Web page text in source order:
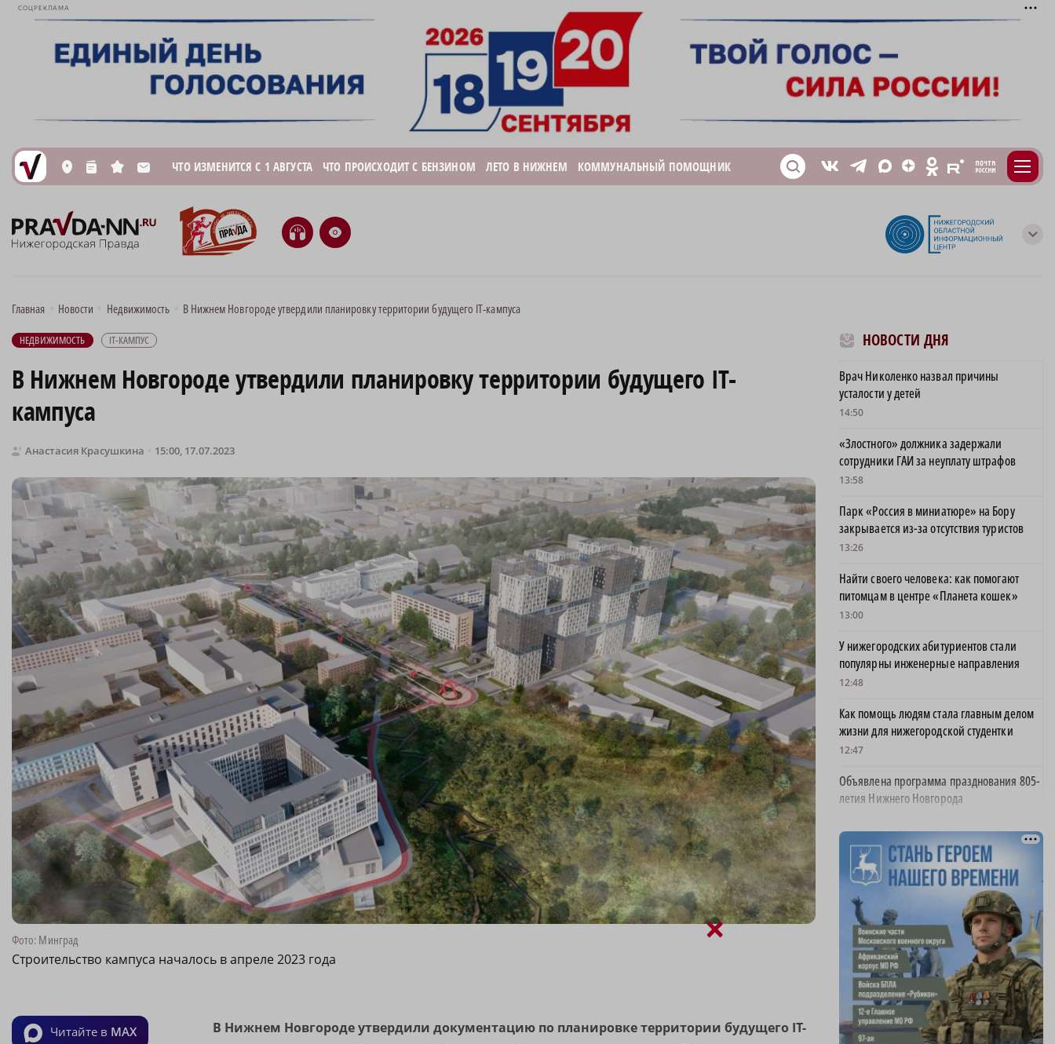
СОЦРЕКЛАМА
L n s M ЧТО ИЗМЕНИТСЯ С 1 АВГУСТА ЧТО ПРОИСХОДИТ С БЕНЗИНОМ ЛЕТО В НИЖНЕМ КОММУНАЛЬНЫЙ ПОМОЩНИК S V T X Z O E m
H e с
Главная Новости Недвижимость В Нижнем Новгороде утвердили планировку территории будущего IT-кампуса
НЕДВИЖИМОСТЬ IT-КАМПУС
В Нижнем Новгороде утвердили планировку территории будущего IT-
кампуса
Анастасия Красушкина 15:00, 17.07.2023
Фото: Минград
Строительство кампуса началось в апреле 2023 года
Читайте в MAX
В Нижнем Новгороде утвердили документацию по планировке территории будущего IT-
×
НОВОСТИ ДНЯ
Врач Николенко назвал причины
усталости у детей
14:50
«Злостного» должника задержали
сотрудники ГАИ за неуплату штрафов
13:58
Парк «Россия в миниатюре» на Бору
закрывается из-за отсутствия туристов
13:26
Найти своего человека: как помогают
питомцам в центре «Планета кошек»
13:00
У нижегородских абитуриентов стали
популярны инженерные направления
12:48
Как помощь людям стала главным делом
жизни для нижегородской студентки
12:47
Объявлена программа празднования 805-
летия Нижнего Новгорода
В Керженском заповеднике появился
новый кот Степан
11:18
На 30% вырос средний проходной балл в
нижегородских вузах
11:00
Пожарные тушат огонь на проспекте
Ленина в Дзержинске
10:23